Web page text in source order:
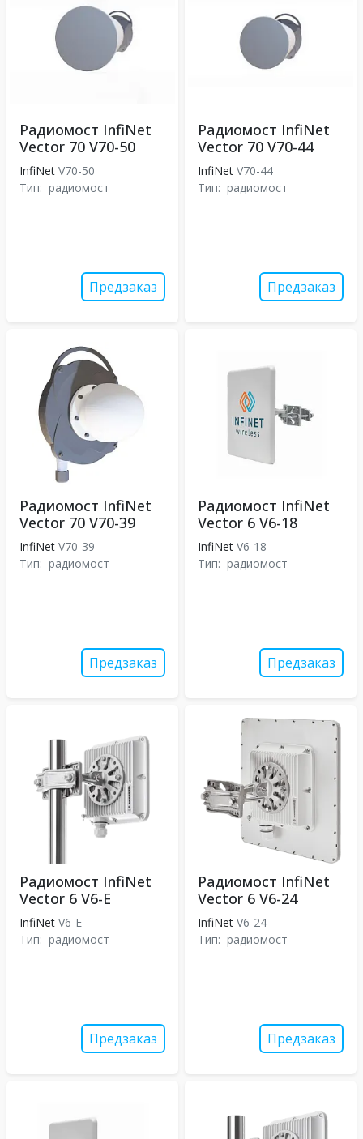
Радиомост InfiNet
Vector 70 V70-50
InfiNet V70-50
Тип: радиомост
Предзаказ
Радиомост InfiNet
Vector 70 V70-44
InfiNet V70-44
Тип: радиомост
Предзаказ
Радиомост InfiNet
Vector 70 V70-39
InfiNet V70-39
Тип: радиомост
Предзаказ
Радиомост InfiNet
Vector 6 V6-18
InfiNet V6-18
Тип: радиомост
Предзаказ
Радиомост InfiNet
Vector 6 V6-E
InfiNet V6-E
Тип: радиомост
Предзаказ
Радиомост InfiNet
Vector 6 V6-24
InfiNet V6-24
Тип: радиомост
Предзаказ